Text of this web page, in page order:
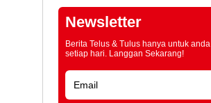
Newsletter
Berita Telus & Tulus hanya untuk anda
setiap hari. Langgan Sekarang!